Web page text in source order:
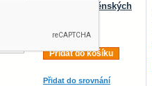
HAIKU o brněnských
99,00 Kč
Přidat do košíku
Přidat do srovnání